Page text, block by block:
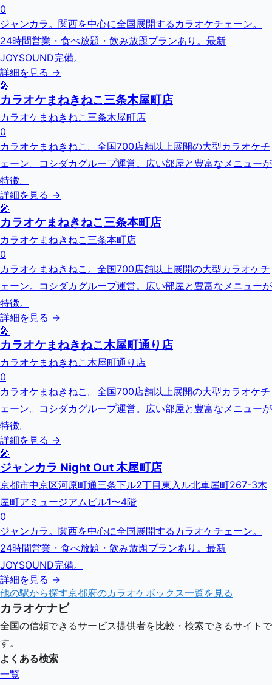
0
ジャンカラ。関西を中心に全国展開するカラオケチェーン。
24時間営業・食べ放題・飲み放題プランあり。最新
JOYSOUND完備。
詳細を見る →
🎤
カラオケまねきねこ三条木屋町店
カラオケまねきねこ三条木屋町店
0
カラオケまねきねこ。全国700店舗以上展開の大型カラオケチ
ェーン。コシダカグループ運営。広い部屋と豊富なメニューが
特徴。
詳細を見る →
🎤
カラオケまねきねこ三条本町店
カラオケまねきねこ三条本町店
0
カラオケまねきねこ。全国700店舗以上展開の大型カラオケチ
ェーン。コシダカグループ運営。広い部屋と豊富なメニューが
特徴。
詳細を見る →
🎤
カラオケまねきねこ木屋町通り店
カラオケまねきねこ木屋町通り店
0
カラオケまねきねこ。全国700店舗以上展開の大型カラオケチ
ェーン。コシダカグループ運営。広い部屋と豊富なメニューが
特徴。
詳細を見る →
🎤
ジャンカラ Night Out 木屋町店
京都市中京区河原町通三条下ル2丁目東入ル北車屋町267-3木
屋町アミュージアムビル1〜4階
0
ジャンカラ。関西を中心に全国展開するカラオケチェーン。
24時間営業・食べ放題・飲み放題プランあり。最新
JOYSOUND完備。
詳細を見る →
他の駅から探す京都府のカラオケボックス一覧を見る
カラオケナビ
全国の信頼できるサービス提供者を比較・検索できるサイトで
す。
よくある検索
一覧